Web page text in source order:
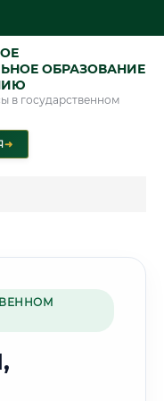
ОБРАЗОВАНИЕ
в государственном
➜